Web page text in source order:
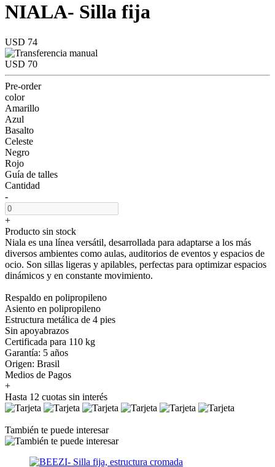
NIALA- Silla fija
USD 74
USD 70
Pre-order
color
Amarillo
Azul
Basalto
Celeste
Negro
Rojo
Guía de talles
Cantidad
-
+
Producto sin stock
Niala es una línea versátil, desarrollada para adaptarse a los más
diversos ambientes como aulas, auditorios de eventos y espacios de
ocio. Son sillas ligeras y apilables, perfectas para optimizar espacios
dinámicos y en constante movimiento.
Respaldo en polipropileno
Asiento en polipropileno
Estructura metálica de 4 pies
Sin apoyabrazos
Certificada para 110 kg⁠
Garantía: 5 años
Origen: Brasil
Medios de Pagos
+
Hasta 12 cuotas sin interés
También te puede interesar